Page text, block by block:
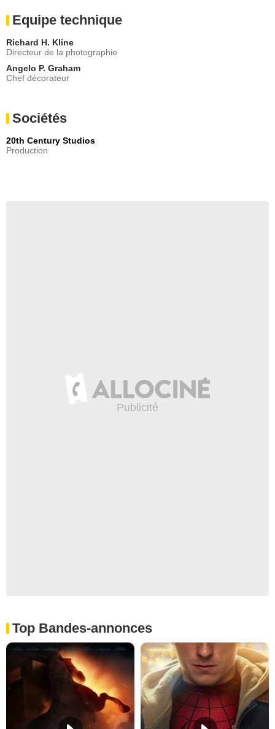
Equipe technique
Richard H. Kline
Directeur de la photographie
Angelo P. Graham
Chef décorateur
Sociétés
20th Century Studios
Production
Top Bandes-annonces